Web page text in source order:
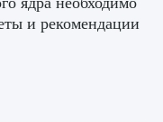
и рекомендации